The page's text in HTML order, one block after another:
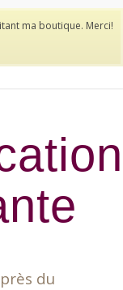
ma boutique. Merci!
du